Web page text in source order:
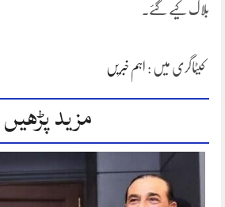
بلاک کیے گئے۔
کیٹاگری میں : اہم خبریں
مزید پڑھیں